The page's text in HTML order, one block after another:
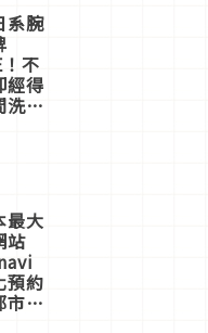
系腕
不
經得
洗鍊
最大
站
預約
市餐